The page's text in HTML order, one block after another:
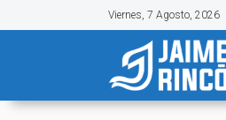
Viernes, 7 Agosto, 2026